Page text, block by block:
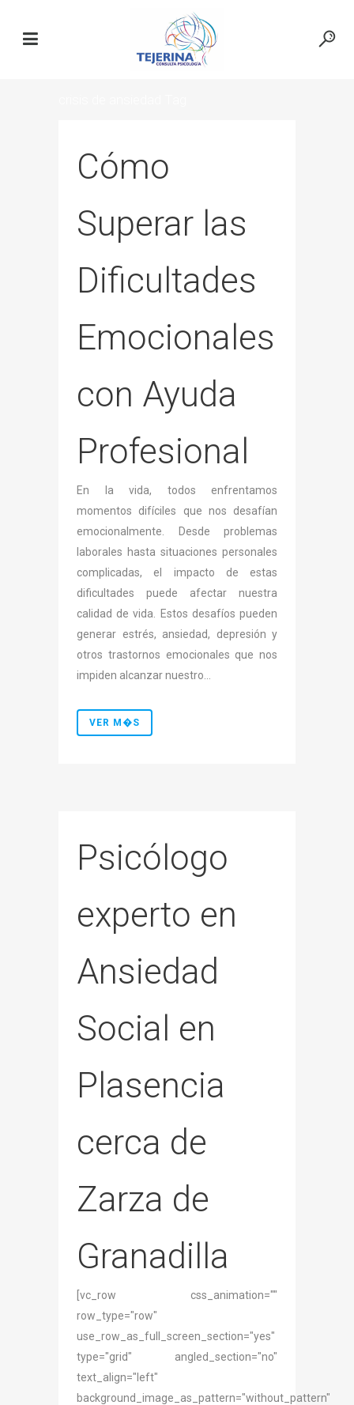
Cómo
Superar las
Dificultades
Emocionales
con Ayuda
Profesional
En la vida, todos enfrentamos
momentos difíciles que nos desafían
emocionalmente. Desde problemas
laborales hasta situaciones personales
complicadas, el impacto de estas
dificultades puede afectar nuestra
calidad de vida. Estos desafíos pueden
generar estrés, ansiedad, depresión y
otros trastornos emocionales que nos
impiden alcanzar nuestro...
VER M�S
Psicólogo
experto en
Ansiedad
Social en
Plasencia
cerca de
Zarza de
Granadilla
[vc_row css_animation=""
row_type="row"
use_row_as_full_screen_section="yes"
type="grid" angled_section="no"
text_align="left"
background_image_as_pattern="without_pattern"